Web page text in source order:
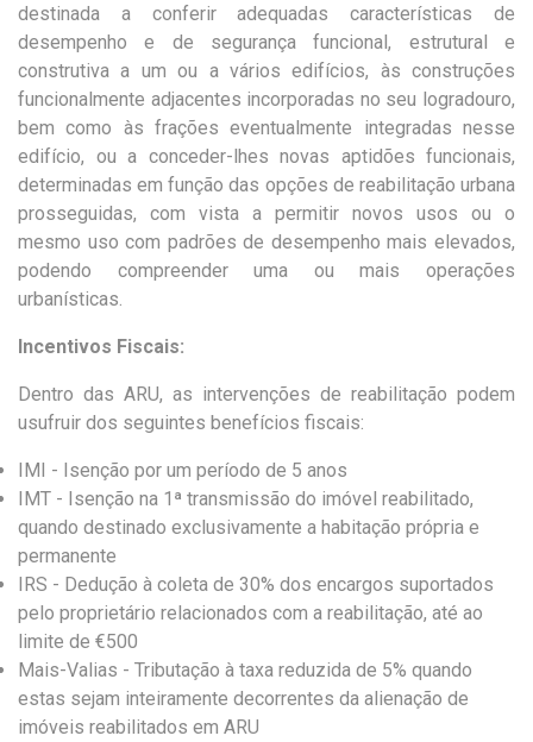
destinada a conferir adequadas características de
desempenho e de segurança funcional, estrutural e
construtiva a um ou a vários edifícios, às construções
funcionalmente adjacentes incorporadas no seu logradouro,
bem como às frações eventualmente integradas nesse
edifício, ou a conceder-lhes novas aptidões funcionais,
determinadas em função das opções de reabilitação urbana
prosseguidas, com vista a permitir novos usos ou o
mesmo uso com padrões de desempenho mais elevados,
podendo compreender uma ou mais operações
urbanísticas.
Incentivos Fiscais:
Dentro das ARU, as intervenções de reabilitação podem
usufruir dos seguintes benefícios fiscais:
IMI - Isenção por um período de 5 anos
IMT - Isenção na 1ª transmissão do imóvel reabilitado,
quando destinado exclusivamente a habitação própria e
permanente
IRS - Dedução à coleta de 30% dos encargos suportados
pelo proprietário relacionados com a reabilitação, até ao
limite de €500
Mais-Valias - Tributação à taxa reduzida de 5% quando
estas sejam inteiramente decorrentes da alienação de
imóveis reabilitados em ARU